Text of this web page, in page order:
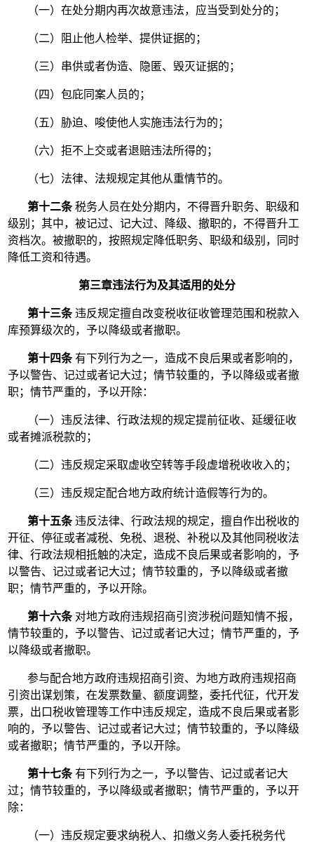
（一）在处分期内再次故意违法，应当受到处分的；
（二）阻止他人检举、提供证据的；
（三）串供或者伪造、隐匿、毁灭证据的；
（四）包庇同案人员的；
（五）胁迫、唆使他人实施违法行为的；
（六）拒不上交或者退赔违法所得的；
（七）法律、法规规定其他从重情节的。
第十二条税务人员在处分期内，不得晋升职务、职级和
级别；其中，被记过、记大过、降级、撤职的，不得晋升工
资档次。被撤职的，按照规定降低职务、职级和级别，同时
降低工资和待遇。
第三章违法行为及其适用的处分
第十三条违反规定擅自改变税收征收管理范围和税款入
库预算级次的，予以降级或者撤职。
第十四条有下列行为之一，造成不良后果或者影响的，
予以警告、记过或者记大过；情节较重的，予以降级或者撤
职；情节严重的，予以开除：
（一）违反法律、行政法规的规定提前征收、延缓征收
或者摊派税款的；
（二）违反规定采取虚收空转等手段虚增税收收入的；
（三）违反规定配合地方政府统计造假等行为的。
第十五条违反法律、行政法规的规定，擅自作出税收的
开征、停征或者减税、免税、退税、补税以及其他同税收法
律、行政法规相抵触的决定，造成不良后果或者影响的，予
以警告、记过或者记大过；情节较重的，予以降级或者撤
职；情节严重的，予以开除。
第十六条对地方政府违规招商引资涉税问题知情不报，
情节较重的，予以警告、记过或者记大过；情节严重的，予
以降级或者撤职。
参与配合地方政府违规招商引资、为地方政府违规招商
引资出谋划策，在发票数量、额度调整，委托代征，代开发
票，出口税收管理等工作中违反规定，造成不良后果或者影
响的，予以警告、记过或者记大过；情节较重的，予以降级
或者撤职；情节严重的，予以开除。
第十七条有下列行为之一，予以警告、记过或者记大
过；情节较重的，予以降级或者撤职；情节严重的，予以开
除：
（一）违反规定要求纳税人、扣缴义务人委托税务代